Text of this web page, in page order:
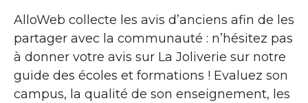
AlloWeb collecte les avis d’anciens afin de les
partager avec la communauté : n’hésitez pas
à donner votre avis sur La Joliverie sur notre
guide des écoles et formations ! Evaluez son
campus, la qualité de son enseignement, les